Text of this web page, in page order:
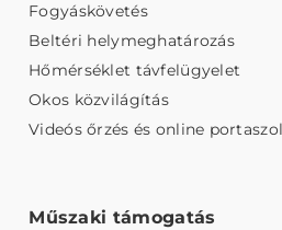
Fogyáskövetés
Beltéri helymeghatározás
Hőmérséklet távfelügyelet
Okos közvilágítás
Videós őrzés és online
Műszaki támogatás